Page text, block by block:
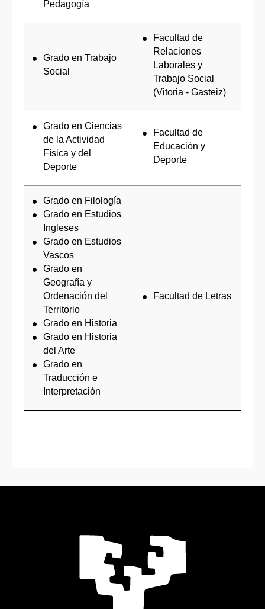
Pedagogía
Grado en Trabajo
Social
Facultad de
Relaciones
Laborales y
Trabajo Social
(Vitoria - Gasteiz)
Grado en Ciencias
de la Actividad
Física y del
Deporte
Facultad de
Educación y
Deporte
Grado en Filología
Grado en Estudios
Ingleses
Grado en Estudios
Vascos
Grado en
Geografía y
Ordenación del
Territorio
Grado en Historia
Grado en Historia
del Arte
Grado en
Traducción e
Interpretación
Facultad de Letras